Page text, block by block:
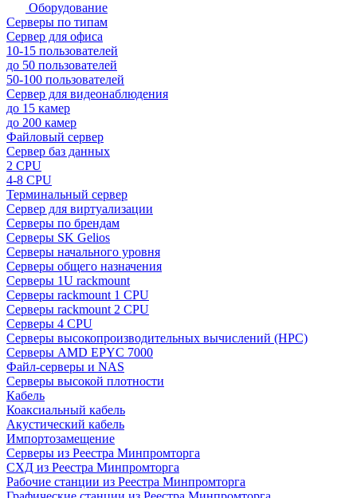
Оборудование
Серверы по типам
Сервер для офиса
10-15 пользователей
до 50 пользователей
50-100 пользователей
Сервер для видеонаблюдения
до 15 камер
до 200 камер
Файловый сервер
Сервер баз данных
2 CPU
4-8 CPU
Терминальный сервер
Сервер для виртуализации
Серверы по брендам
Серверы SK Gelios
Серверы начального уровня
Серверы общего назначения
Серверы 1U rackmount
Серверы rackmount 1 CPU
Серверы rackmount 2 CPU
Серверы 4 CPU
Серверы высокопроизводительных вычислений (HPC)
Серверы AMD EPYC 7000
Файл-серверы и NAS
Серверы высокой плотности
Кабель
Коаксиальный кабель
Акустический кабель
Импортозамещение
Серверы из Реестра Минпромторга
СХД из Реестра Минпромторга
Рабочие станции из Реестра Минпромторга